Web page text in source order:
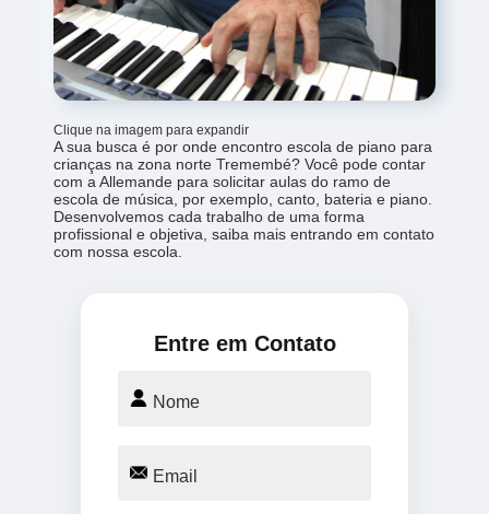
Clique na imagem para expandir
A sua busca é por onde encontro escola de piano para
crianças na zona norte Tremembé? Você pode contar
com a Allemande para solicitar aulas do ramo de
escola de música, por exemplo, canto, bateria e piano.
Desenvolvemos cada trabalho de uma forma
profissional e objetiva, saiba mais entrando em contato
com nossa escola.
Entre em Contato